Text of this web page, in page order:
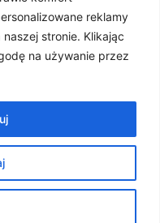
reklamy
stronie. Klikając
na używanie przez
i iPadach,
urządzenia, w
| Obsługiwane przez